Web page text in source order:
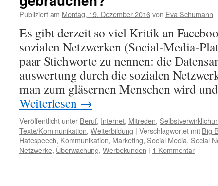
Publiziert am Montag, 19. Dezember 2016von Eva Schumann
Es gibt derzeit so viel Kritik an
sozialen Netzwerken (Social-Media-
paar Stichworte zu nennen: die
auswertung durch die sozialen
man zum gläsernen Menschen wird
Weiterlesen →
Veröffentlicht unter Beruf, Internet, Mitreden,
Texte/Kommunikation, Weiterbildung | Verschlagwortet mit Big
Hatespeech, Kommunikation, Marketing, Social Media, Social
Netzwerke, Überwachung, Werbekunden | 1 Kommentar